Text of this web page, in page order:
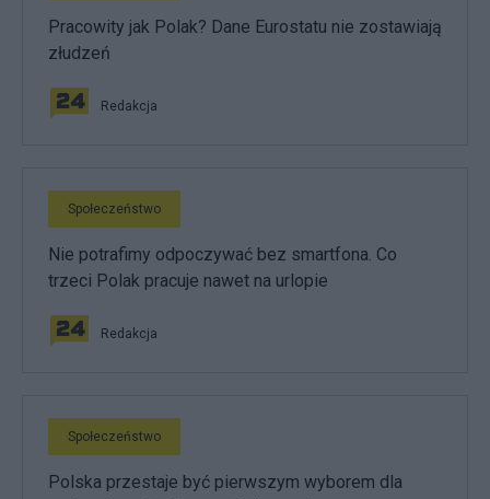
Pracowity jak Polak? Dane Eurostatu nie zostawiają
złudzeń
Redakcja
Społeczeństwo
Nie potrafimy odpoczywać bez smartfona. Co
trzeci Polak pracuje nawet na urlopie
Redakcja
Społeczeństwo
Polska przestaje być pierwszym wyborem dla